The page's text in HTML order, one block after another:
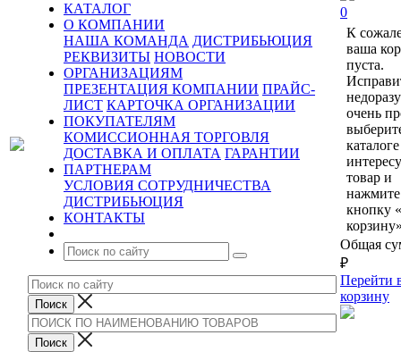
КАТАЛОГ
О КОМПАНИИ
НАША КОМАНДА ДИСТРИБЬЮЦИЯ
РЕКВИЗИТЫ НОВОСТИ
ОРГАНИЗАЦИЯМ
ПРЕЗЕНТАЦИЯ КОМПАНИИ ПРАЙС-
ЛИСТ КАРТОЧКА ОРГАНИЗАЦИИ
ПОКУПАТЕЛЯМ
КОМИССИОННАЯ ТОРГОВЛЯ
ДОСТАВКА И ОПЛАТА ГАРАНТИИ
ПАРТНЕРАМ
УСЛОВИЯ СОТРУДНИЧЕСТВА
ДИСТРИБЬЮЦИЯ
КОНТАКТЫ
0
К
ваша
пуста.
очень
каталоге
товар и
нажмите
кнопку
Общая
₽
Перейти
корзину